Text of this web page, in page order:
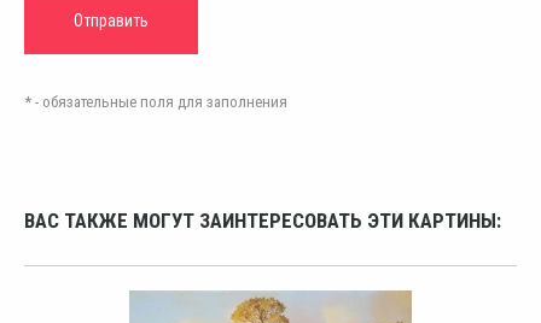
* - обязательные поля для заполнения
ВАС ТАКЖЕ МОГУТ ЗАИНТЕРЕСОВАТЬ ЭТИ КАРТИНЫ: